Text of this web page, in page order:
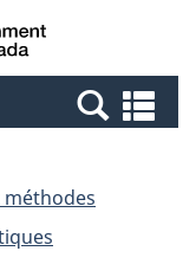
Canada
et
méthodes